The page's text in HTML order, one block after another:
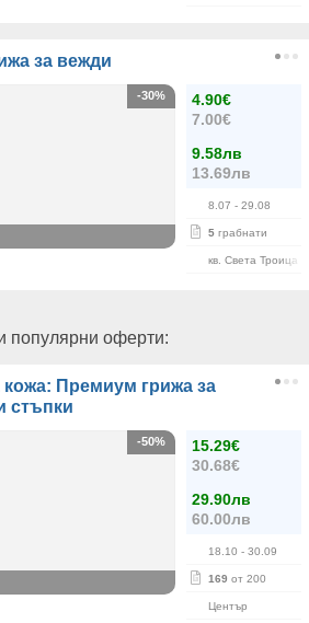
за вежди
4.90€
7.00€
9.58лв
13.69лв
8.07 - 29.08
5 грабнати
кв. Света Троица
-30%
популярни оферти:
Премиум грижа за
стъпки
15.29€
30.68€
29.90лв
60.00лв
18.10 - 30.09
169 от 200
Център
-50%